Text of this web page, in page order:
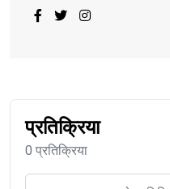
प्रतिक्रिया
0 प्रतिक्रिया